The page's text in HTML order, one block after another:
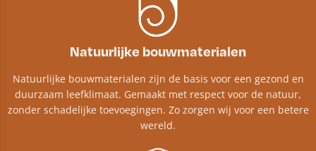
Natuurlijke bouwmaterialen
Natuurlijke bouwmaterialen zijn de basis voor een gezond en
duurzaam leefklimaat. Gemaakt met respect voor de natuur,
zonder schadelijke toevoegingen. Zo zorgen wij voor een betere
wereld.